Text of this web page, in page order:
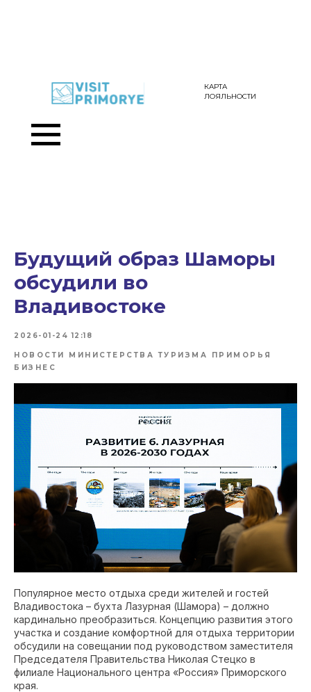
КАРТА
ЛОЯЛЬНОСТИ
Будущий образ Шаморы
обсудили во
Владивостоке
2026-01-24 12:18
НОВОСТИ МИНИСТЕРСТВА ТУРИЗМА ПРИМОРЬЯ
БИЗНЕС
Популярное место отдыха среди жителей и гостей
Владивостока – бухта Лазурная (Шамора) – должно
кардинально преобразиться. Концепцию развития этого
участка и создание комфортной для отдыха территории
обсудили на совещании под руководством заместителя
Председателя Правительства Николая Стецко в
филиале Национального центра «Россия» Приморского
края.